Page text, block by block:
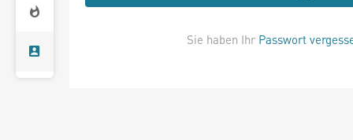
Sie haben Ihr Passwort